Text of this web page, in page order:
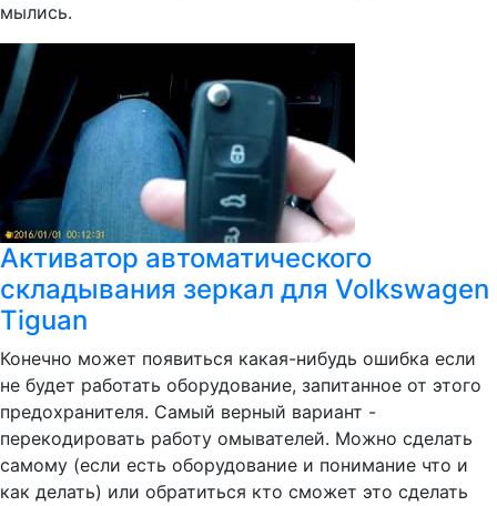
мылись.
Активатор автоматического
складывания зеркал для Volkswagen
Tiguan
Конечно может появиться какая-нибудь ошибка если
не будет работать оборудование, запитанное от этого
предохранителя. Самый верный вариант -
перекодировать работу омывателей. Можно сделать
самому (если есть оборудование и понимание что и
как делать) или обратиться кто сможет это сделать